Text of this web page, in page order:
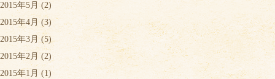
2015年5月 (2)
2015年4月 (3)
2015年3月 (5)
2015年2月 (2)
2015年1月 (1)